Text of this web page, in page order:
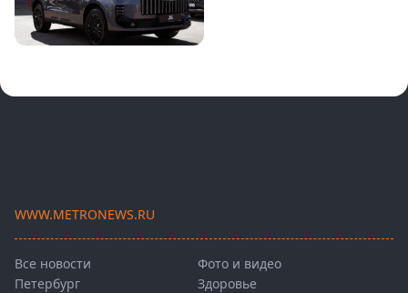
WWW.METRONEWS.RU
Все новости
Петербург
Фото и видео
Здоровье